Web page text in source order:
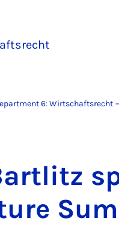
6: Wirtschaftsrecht